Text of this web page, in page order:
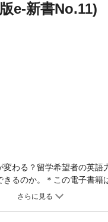
e-新書No.11)
わる？留学希望者の英
るのか。＊この電子書籍
。記事中の事実関係、デ